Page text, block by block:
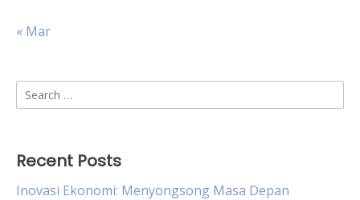
« Mar
Search
for:
Recent Posts
Inovasi Ekonomi: Menyongsong Masa Depan